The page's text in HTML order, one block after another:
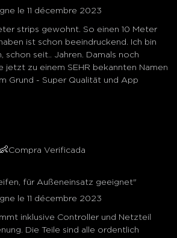
le 11 décembre 2023
strips gewohnt. So einen 10 Meter
ist schon beeindruckend. Ich bin
schon seit.. Jahren. Damals noch
jetzt zu einem SEHR bekannten Namen
Grund - Super Qualität und App
Compra Verificada
für Außeneinsatz geeignet"
le 11 décembre 2023
inklusive Controller und Netzteil
Die Teile sind alle ordentlich